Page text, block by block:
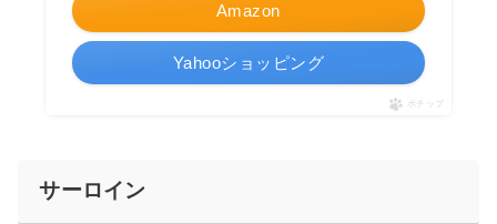
Amazon
Yahooショッピング
ポチップ
サーロイン